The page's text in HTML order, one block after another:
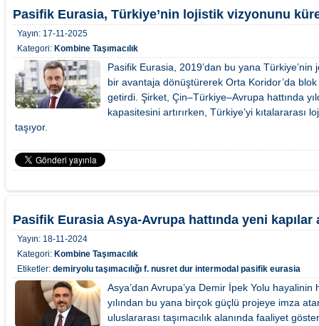
Pasifik Eurasia, Türkiye’nin lojistik vizyonunu
Yayın: 17-11-2025
Kategori: Kombine Taşımacılık
Pasifik Eurasia, 2019’dan bu yana
bir avantaja dönüştürerek Orta Koridor’da
getirdi. Şirket, Çin–Türkiye–Avrupa hattında
kapasitesini artırırken, Türkiye’yi kıtalararası
taşıyor.
Pasifik Eurasia Asya-Avrupa hattında yeni kapılar
Yayın: 18-11-2024
Kategori: Kombine Taşımacılık
Etiketler: demiryolu taşımacılığı f. nusret dur intermodal pasifik eurasia
Asya’dan Avrupa’ya Demir İpek Yolu hayalinin
yılından bu yana birçok güçlü projeye imza
uluslararası taşımacılık alanında faaliyet